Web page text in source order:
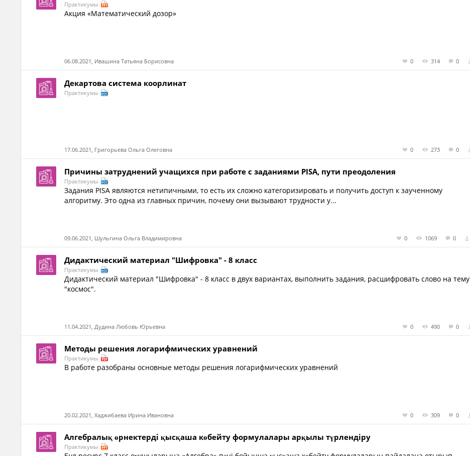
Практикумы
Акция «Математический дозор»
06.08.2021, Ивашина Татьяна Борисовна 0 314 0
Декартова система коорлинат
Практикумы
17.06.2021, Григорьева Ольга Олеговна 0 273 0
Причины затруднений учащихся при работе с заданиями PISA, пути преодоления
Практикумы
Задания PISA являются нетипичными, то есть их сложно категоризировать и получить доступ к заученному
алгоритму. Это одна из главных причин, почему они вызывают трудности у...
09.06.2021, Шульгина Ольга Владимировна 0 1069 0
Дидактический материал "Шифровка" - 8 класс
Практикумы
Дидактический материал "Шифровка" - 8 класс в двух вариантах, выполнить задания, расшифровать слово на тему
"космос".
11.04.2021, Дудина Любовь Юрьевна 0 490 0
Методы решения логарифмических уравнений
Практикумы
В работе разобраны основные методы решения логарифмических уравнений
20.02.2021, Хаджибаева Ирина Ивановна 0 309 0
Алгебралық өрнектерді қысқаша көбейту формулалары арқылы түрлендіру
Практикумы